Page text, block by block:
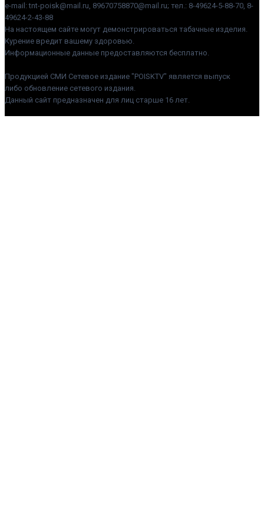
e-mail: tnt-poisk@mail.ru, 89670758870@mail.ru; тел.: 8-49624-5-88-70, 8-
49624-2-43-88
На настоящем сайте могут демонстрироваться табачные изделия.
Курение вредит вашему здоровью.
Информационные данные предоставляются бесплатно.
Продукцией СМИ Сетевое издание "POISKTV" является выпуск
либо обновление сетевого издания.
Данный сайт предназначен для лиц старше 16 лет.